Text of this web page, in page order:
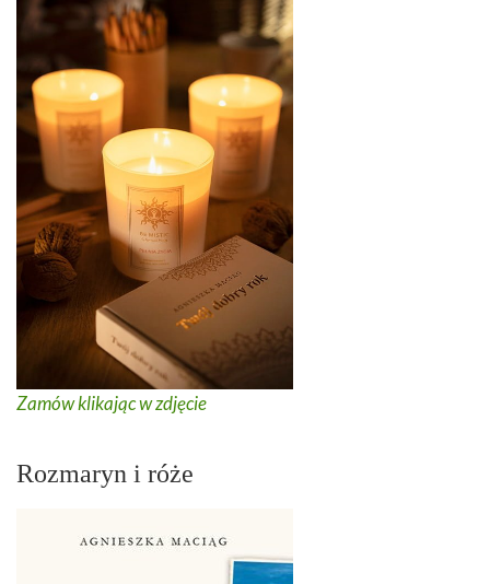
Zamów klikając w zdjęcie
Rozmaryn i róże